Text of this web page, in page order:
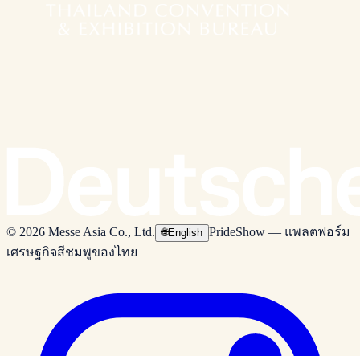
© 2026 Messe Asia Co., Ltd. 🌐English PrideShow — แพลตฟอร์ม
เศรษฐกิจสีชมพูของไทย